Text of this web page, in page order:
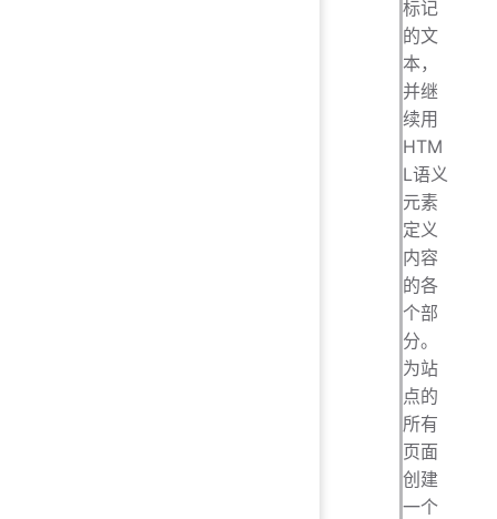
标记
的文
本，
并继
续用
HTM
L语义
元素
定义
内容
的各
个部
分。
为站
点的
所有
页面
创建
一个